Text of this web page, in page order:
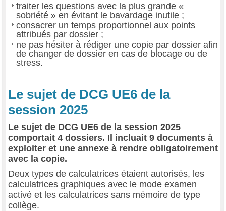
traiter les questions avec la plus grande «
sobriété » en évitant le bavardage inutile ;
consacrer un temps proportionnel aux points
attribués par dossier ;
ne pas hésiter à rédiger une copie par dossier afin
de changer de dossier en cas de blocage ou de
stress.
Le sujet de DCG UE6 de la
session 2025
Le sujet de DCG UE6 de la session 2025
comportait 4 dossiers. Il incluait 9 documents à
exploiter et une annexe à rendre obligatoirement
avec la copie.
Deux types de calculatrices étaient autorisés, les
calculatrices graphiques avec le mode examen
activé et les calculatrices sans mémoire de type
collège.